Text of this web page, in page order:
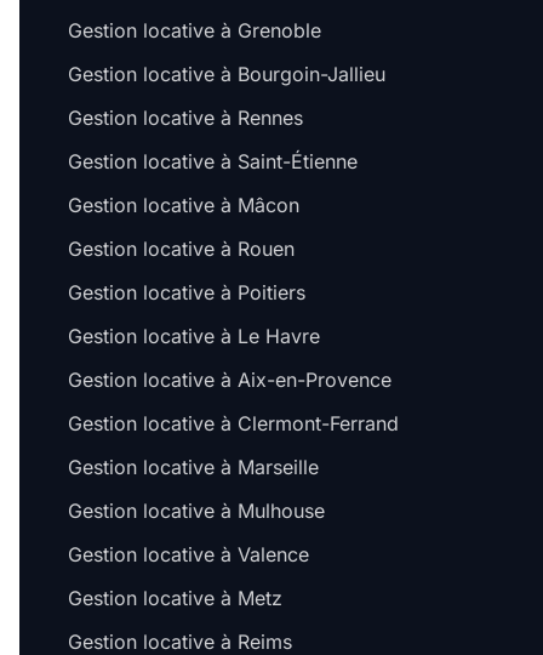
Gestion locative à Grenoble
Gestion locative à Bourgoin-Jallieu
Gestion locative à Rennes
Gestion locative à Saint-Étienne
Gestion locative à Mâcon
Gestion locative à Rouen
Gestion locative à Poitiers
Gestion locative à Le Havre
Gestion locative à Aix-en-Provence
Gestion locative à Clermont-Ferrand
Gestion locative à Marseille
Gestion locative à Mulhouse
Gestion locative à Valence
Gestion locative à Metz
Gestion locative à Reims